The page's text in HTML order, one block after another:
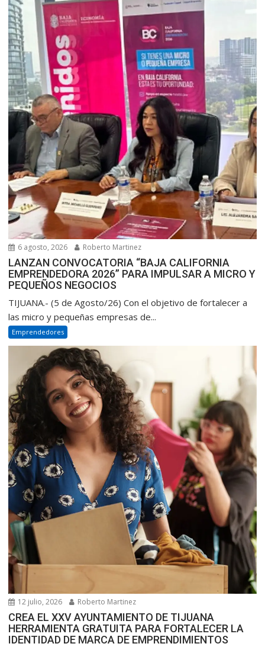
6 agosto, 2026 Roberto Martinez
LANZAN CONVOCATORIA “BAJA CALIFORNIA
EMPRENDEDORA 2026” PARA IMPULSAR A MICRO Y
PEQUEÑOS NEGOCIOS
TIJUANA.- (5 de Agosto/26) Con el objetivo de fortalecer a
las micro y pequeñas empresas de...
Emprendedores
12 julio, 2026 Roberto Martinez
CREA EL XXV AYUNTAMIENTO DE TIJUANA
HERRAMIENTA GRATUITA PARA FORTALECER LA
IDENTIDAD DE MARCA DE EMPRENDIMIENTOS